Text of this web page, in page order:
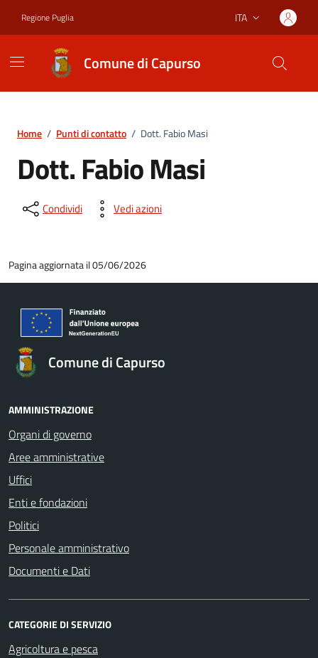
Regione Puglia Lingua attiva:
ITA
Comune di Capurso
Home / Punti di contatto / Dott. Fabio Masi
Dott. Fabio Masi
Condividi Vedi azioni
Pagina aggiornata il 05/06/2026
Comune di Capurso
AMMINISTRAZIONE
Organi di governo
Aree amministrative
Uffici
Enti e fondazioni
Politici
Personale amministrativo
Documenti e Dati
CATEGORIE DI SERVIZIO
Agricoltura e pesca